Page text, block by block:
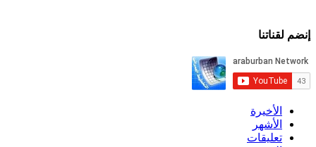
إنضم لقناتنا
الأخيرة
الأشهر
تعليقات